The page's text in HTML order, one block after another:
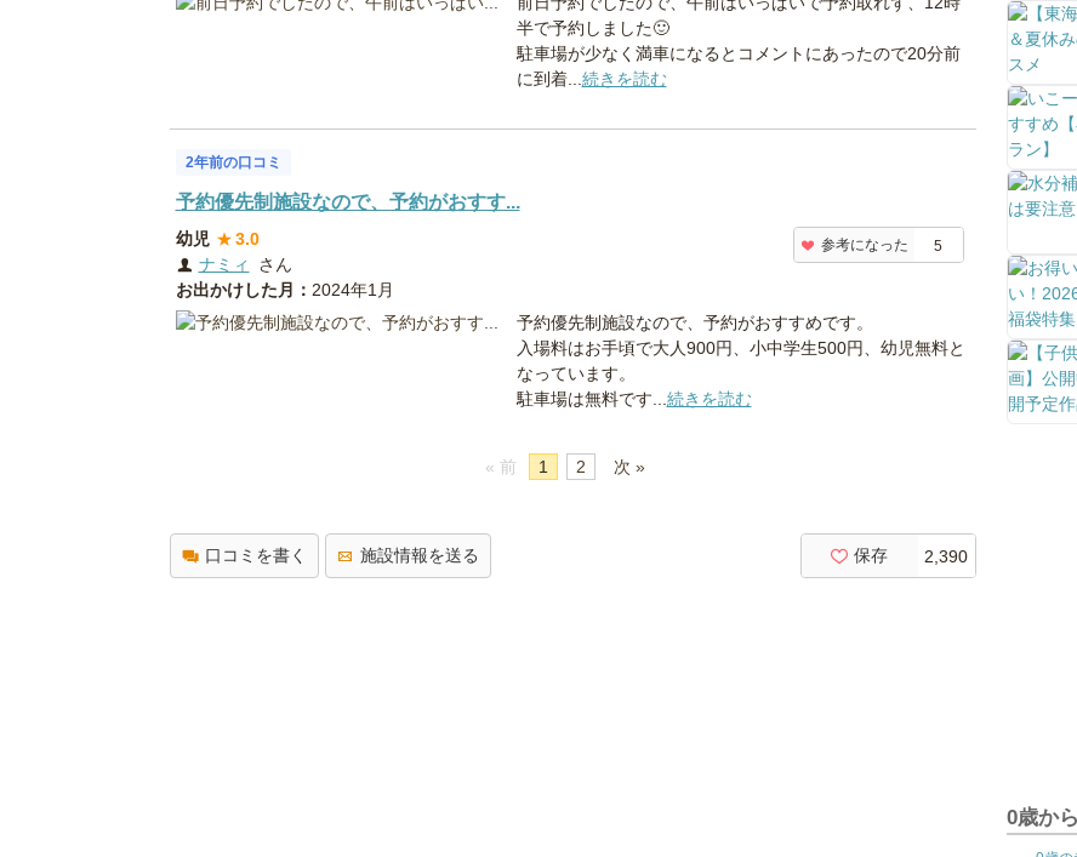
半で予約しました🙂
駐車場が少なく満車になるとコメントにあったので20分前
に到着... 続きを読む
2年前の口コミ
予約優先制施設なので、予約がおすす...
幼児 ★3.0
ナミィ
さん
お出かけした月： 2024年1月
参考になった 5
予約優先制施設なので、予約がおすすめです。
入場料はお手頃で大人900円、小中学生500円、幼児無料と
なっています。
駐車場は無料です... 続きを読む
« 前 1 2 次 »
口コミを書く 施設情報を送る 保存 2,390
0歳か